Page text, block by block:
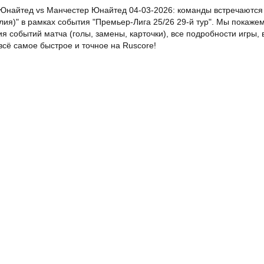
vs Манчестер Юнайтед 04-03-2026: команды
в рамках события "Премьер-Лига 25/26 29-й тур". Мы
событий матча (голы, замены, карточки), все подробности
самое быстрое и точное на Ruscore!